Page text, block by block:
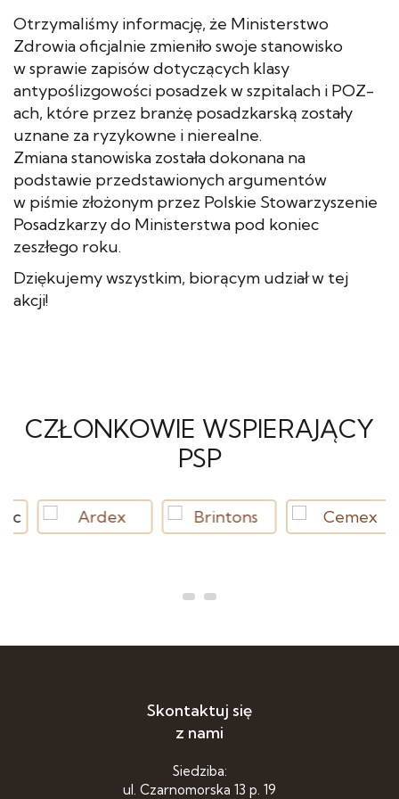
Otrzymaliśmy informację, że Ministerstwo
Zdrowia oficjalnie zmieniło swoje stanowisko
w sprawie zapisów dotyczących klasy
antypoślizgowości posadzek w szpitalach i POZ-
ach, które przez branżę posadzkarską zostały
uznane za ryzykowne i nierealne.
Zmiana stanowiska została dokonana na
podstawie przedstawionych argumentów
w piśmie złożonym przez Polskie Stowarzyszenie
Posadzkarzy do Ministerstwa pod koniec
zeszłego roku.
Dziękujemy wszystkim, biorącym udział w tej
akcji!
CZŁONKOWIE WSPIERAJĄCY
PSP
Skontaktuj się
z nami
Siedziba:
ul. Czarnomorska 13 p. 19